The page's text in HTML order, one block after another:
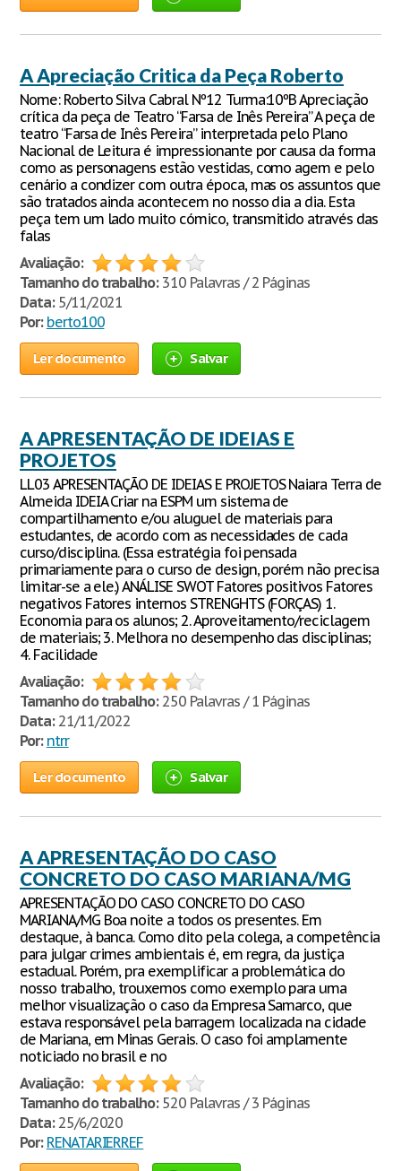
A Apreciação Critica da Peça Roberto
Nome: Roberto Silva Cabral Nº12 Turma:10ºB Apreciação
crítica da peça de Teatro “Farsa de Inês Pereira” A peça de
teatro “Farsa de Inês Pereira” interpretada pelo Plano
Nacional de Leitura é impressionante por causa da forma
como as personagens estão vestidas, como agem e pelo
cenário a condizer com outra época, mas os assuntos que
são tratados ainda acontecem no nosso dia a dia. Esta
peça tem um lado muito cómico, transmitido através das
falas
Avaliação:
Tamanho do trabalho:310 Palavras / 2 Páginas
Data:5/11/2021
Por: berto100
Ler documento Salvar
A APRESENTAÇÃO DE IDEIAS E
PROJETOS
LL03 APRESENTAÇÃO DE IDEIAS E PROJETOS Naiara Terra de
Almeida IDEIA Criar na ESPM um sistema de
compartilhamento e/ou aluguel de materiais para
estudantes, de acordo com as necessidades de cada
curso/disciplina. (Essa estratégia foi pensada
primariamente para o curso de design, porém não precisa
limitar-se a ele.) ANÁLISE SWOT Fatores positivos Fatores
negativos Fatores internos STRENGHTS (FORÇAS) 1.
Economia para os alunos; 2. Aproveitamento/reciclagem
de materiais; 3. Melhora no desempenho das disciplinas;
4. Facilidade
Avaliação:
Tamanho do trabalho:250 Palavras / 1 Páginas
Data:21/11/2022
Por: ntrr
Ler documento Salvar
A APRESENTAÇÃO DO CASO
CONCRETO DO CASO MARIANA/MG
APRESENTAÇÃO DO CASO CONCRETO DO CASO
MARIANA/MG Boa noite a todos os presentes. Em
destaque, à banca. Como dito pela colega, a competência
para julgar crimes ambientais é, em regra, da justiça
estadual. Porém, pra exemplificar a problemática do
nosso trabalho, trouxemos como exemplo para uma
melhor visualização o caso da Empresa Samarco, que
estava responsável pela barragem localizada na cidade
de Mariana, em Minas Gerais. O caso foi amplamente
noticiado no brasil e no
Avaliação:
Tamanho do trabalho:520 Palavras / 3 Páginas
Data:25/6/2020
Por: RENATARIERREF